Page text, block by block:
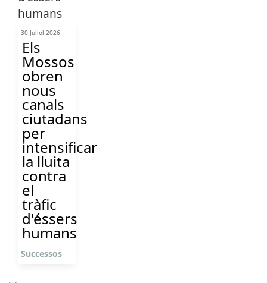
30 Juliol 2026
Els
Mossos
obren
nous
canals
ciutadans
per
intensificar
la lluita
contra
el
tràfic
d'éssers
humans
Successos